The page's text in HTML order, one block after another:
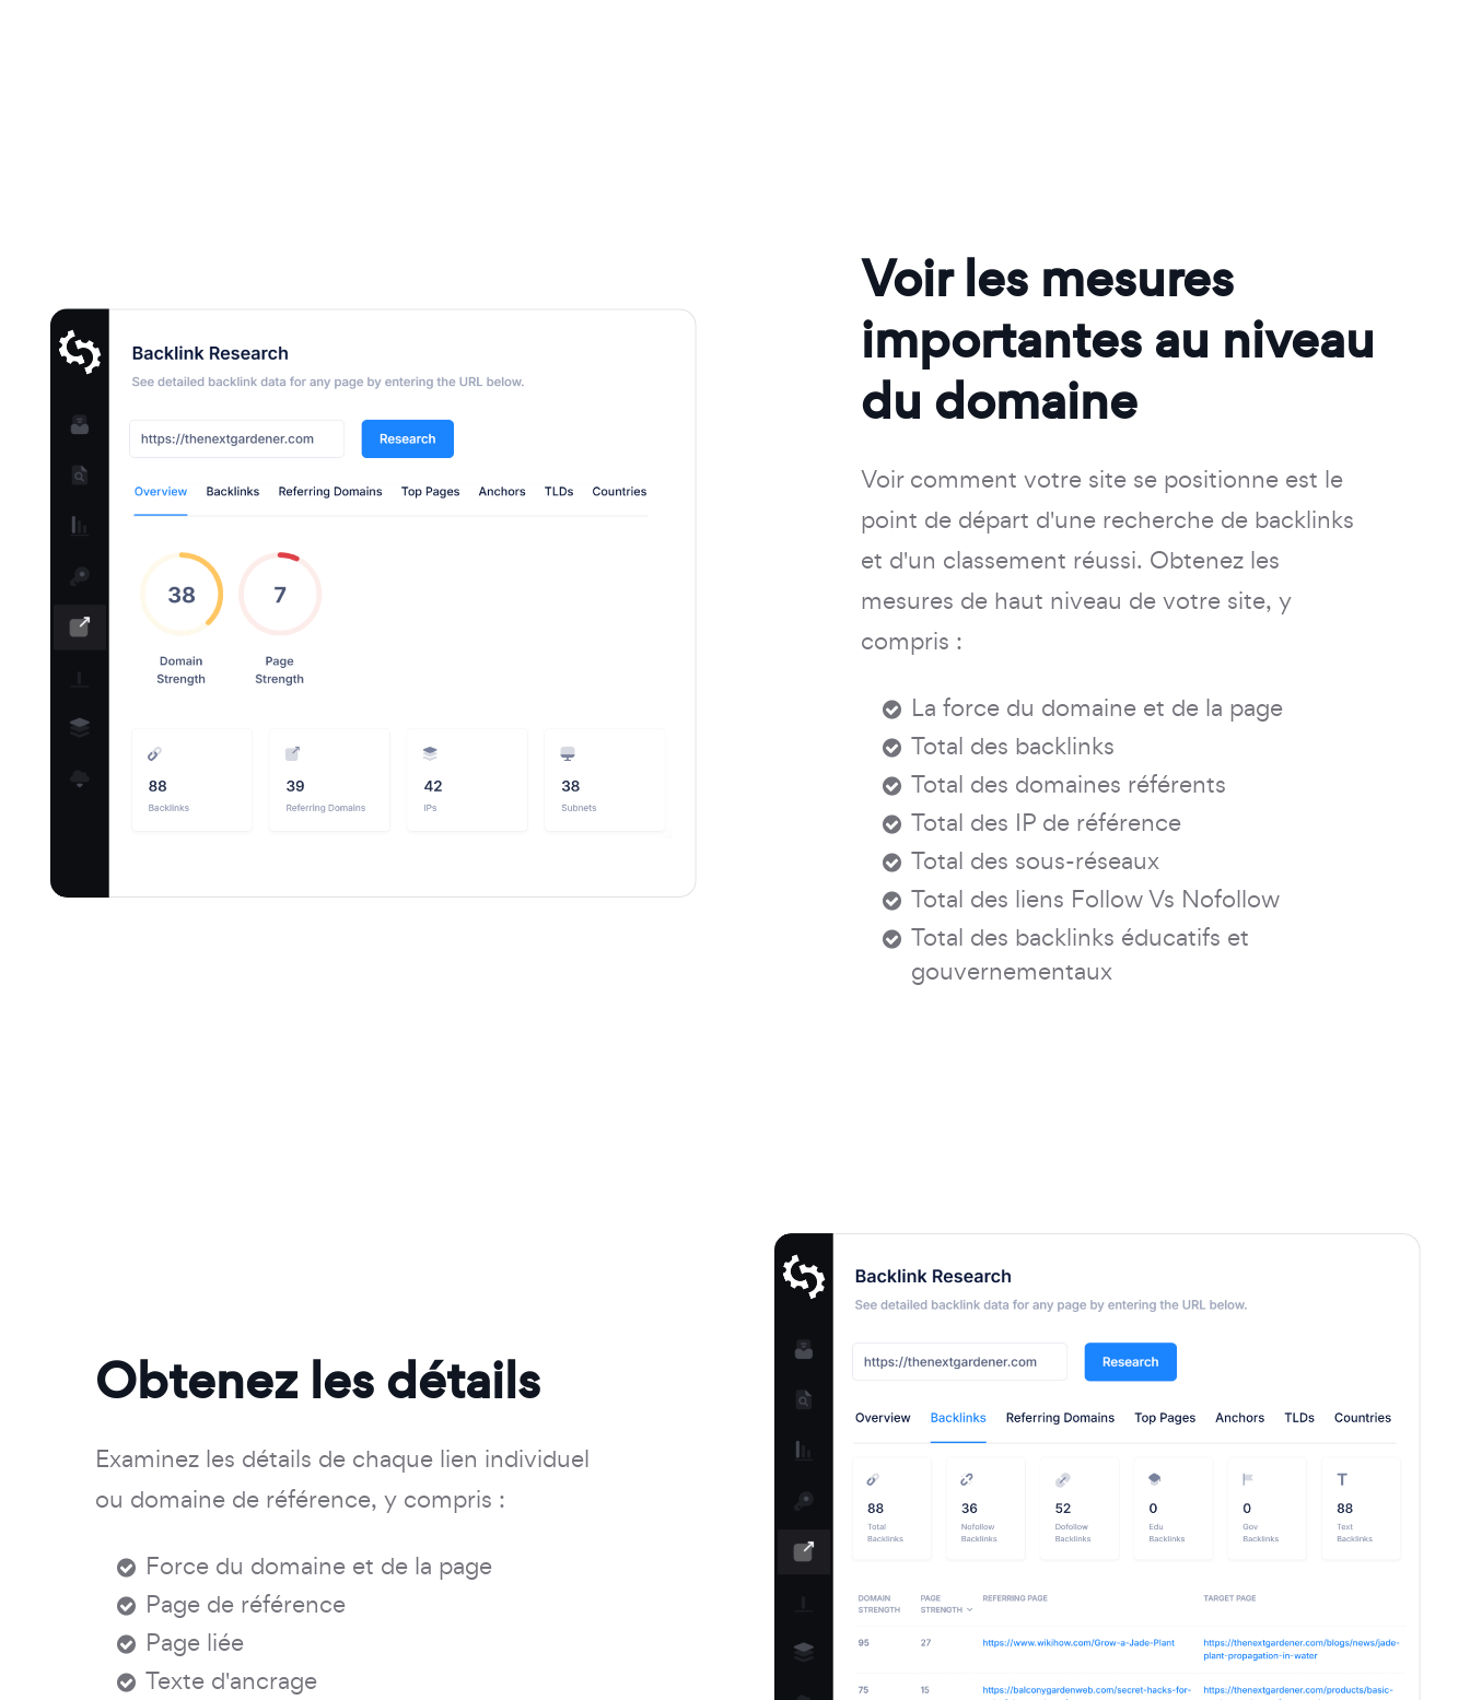
Voir les mesures
importantes au niveau
du domaine
Voir comment votre site se positionne est le
point de départ d'une recherche de backlinks
et d'un classement réussi. Obtenez les
mesures de haut niveau de votre site, y
compris :
La force du domaine et de la page
Total des backlinks
Total des domaines référents
Total des IP de référence
Total des sous-réseaux
Total des liens Follow Vs Nofollow
Total des backlinks éducatifs et
gouvernementaux
Obtenez les détails
Examinez les détails de chaque lien individuel
ou domaine de référence, y compris :
Force du domaine et de la page
Page de référence
Page liée
Texte d'ancrage